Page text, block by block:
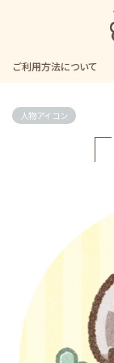
ご利用方法について
人物アイコン